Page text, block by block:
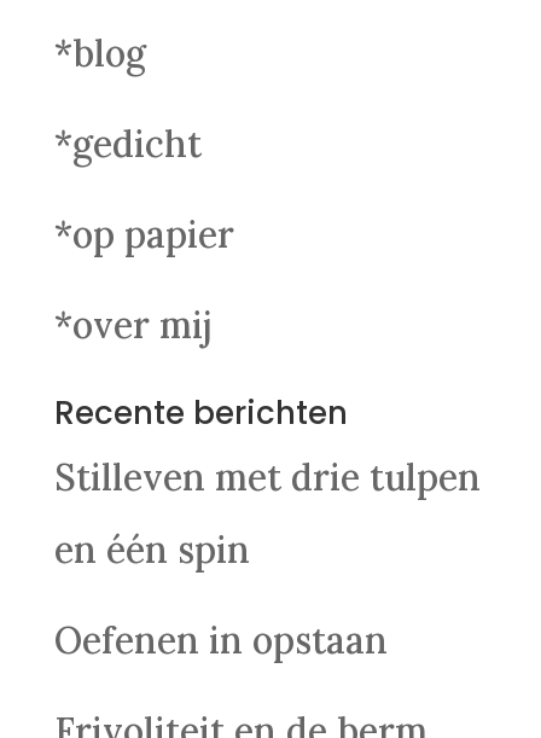
*blog
*gedicht
*op papier
*over mij
Recente berichten
Stilleven met drie tulpen
en één spin
Oefenen in opstaan